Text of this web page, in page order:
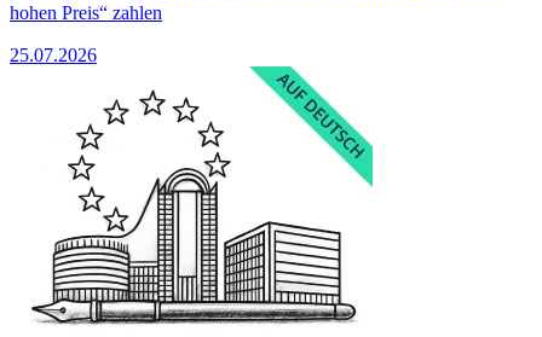
hohen Preis“ zahlen
25.07.2026